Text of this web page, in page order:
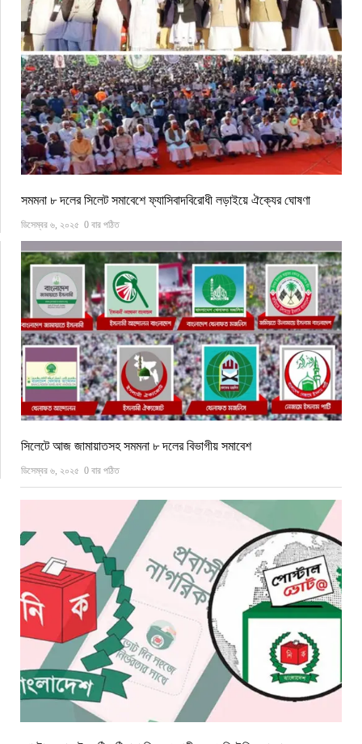
সমমনা ৮ দলের সিলেট সমাবেশে ফ্যাসিবাদবিরোধী লড়াইয়ে ঐক্যের ঘোষণা
ডিসেম্বর ৬, ২০২৫ 0 বার পঠিত
সিলেটে আজ জামায়াতসহ সমমনা ৮ দলের বিভাগীয় সমাবেশ
ডিসেম্বর ৬, ২০২৫ 0 বার পঠিত